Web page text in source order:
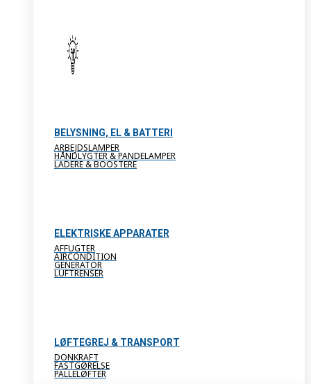
BELYSNING, EL & BATTERI
ARBEJDSLAMPER
HÅNDLYGTER & PANDELAMPER
LADERE & BOOSTERE
ELEKTRISKE APPARATER
AFFUGTER
AIRCONDITION
GENERATOR
LUFTRENSER
LØFTEGREJ & TRANSPORT
DONKRAFT
FASTGØRELSE
PALLELØFTER